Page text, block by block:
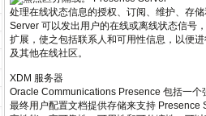
处理在线状态信息的授权、订阅、维护、存
Server 可以发出用户的在线或离线状态信号
扩展，使之包括联系人和可用性信息，以便
及其他在线社区。
XDM 服务器
Oracle Communications Presence 包括一个
最终用户配置文档提供存储来支持